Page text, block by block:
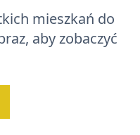
mieszkań do
aby zobaczyć